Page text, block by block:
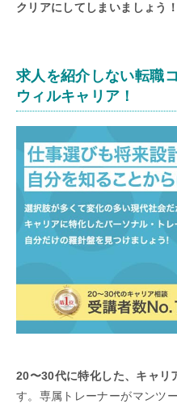
クリアにしてしまいましょう！
求人を紹介しない転職
ウィルキャリア！
20〜30代に特化した、キャリ
す。 専属トレーナーがマンツ